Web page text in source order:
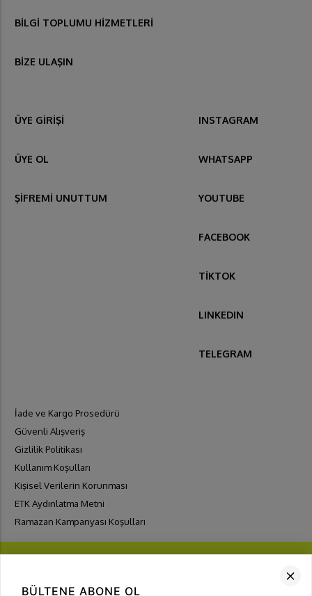
BİLGİ TOPLUMU HİZMETLERİ
BİZE ULAŞIN
ÜYE GİRİŞİ
ÜYE OL
ŞİFREMİ UNUTTUM
INSTAGRAM
WHATSAPP
YOUTUBE
FACEBOOK
TİKTOK
LINKEDIN
TELEGRAM
İade ve Kargo Prosedürü
Güvenli Alışveriş
Gizlilik Politikası
Kullanım Koşulları
Kişisel Verilerin Korunması
ETK Aydınlatma Metni
Ramazan Kampanyası Koşulları
BÜLTENE ABONE OL